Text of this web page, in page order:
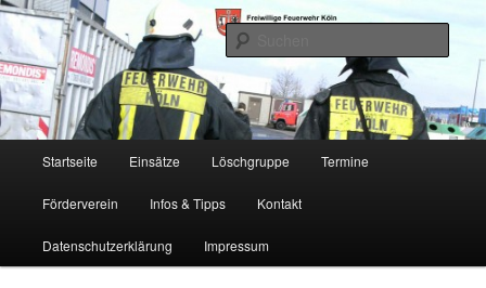
Zum
primären
Inhalt
springenFF Köln, LG RD
Freiwillige Feuerwehr Köln, Löschgruppe Rodenkirchen
Startseite Einsätze Löschgruppe Termine
Förderverein Infos & Tipps Kontakt
Datenschutzerklärung Impressum